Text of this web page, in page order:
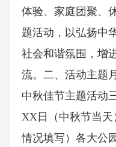
体验、家庭团聚、
题活动，以弘扬中
社会和谐氛围，增
流。二、活动主题
中秋佳节主题活动
XX日（中秋节当
情况填写）各大公